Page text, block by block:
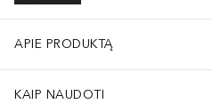
APIE PRODUKTĄ
KAIP NAUDOTI